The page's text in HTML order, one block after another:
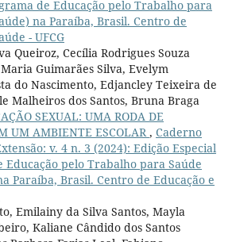
de Educação pelo Trabalho para
na Paraíba, Brasil. Centro de
- UFCG
Queiroz, Cecília Rodrigues Souza
Guimarães Silva, Evelym
do Nascimento, Edjancley Teixeira de
Malheiros dos Santos, Bruna Braga
SEXUAL: UMA RODA DE
UM AMBIENTE ESCOLAR, Caderno
v. 4 n. 3 (2024): Edição Especial
Educação pelo Trabalho para Saúde
Paraíba, Brasil. Centro de Educação e
Emilainy da Silva Santos, Mayla
Kaliane Cândido dos Santos